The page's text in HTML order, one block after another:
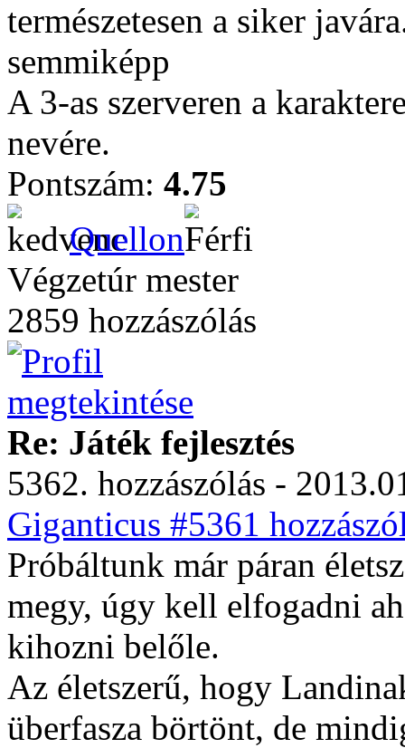
természetesen a siker
semmiképp
A 3-as szerveren a
nevére.
Pontszám: 4.75
Quellon
Végzetúr mester
2859 hozzászólás
Re: Játék fejlesztés
5362. hozzászólás -
Giganticus #5361
Próbáltunk már páran
megy, úgy kell elfogadni
kihozni belőle.
Az életszerű, hogy
überfasza börtönt, de